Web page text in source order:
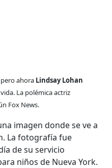
ahora Lindsay Lohan
La polémica actriz
Fox News.
imagen donde se ve a
La fotografía fue
de su servicio
niños de Nueva York.